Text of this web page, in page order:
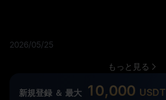
2026/05/25
もっと見る
新規登録 ＆ 最大 10,000 USDT